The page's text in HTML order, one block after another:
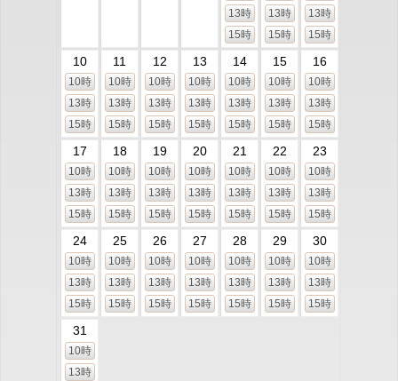
13時
15時
13時
15時
13時
15時
10
10時
13時
15時
11
10時
13時
15時
12
10時
13時
15時
13
10時
13時
15時
14
10時
13時
15時
15
10時
13時
15時
16
10時
13時
15時
17
10時
13時
15時
18
10時
13時
15時
19
10時
13時
15時
20
10時
13時
15時
21
10時
13時
15時
22
10時
13時
15時
23
10時
13時
15時
24
10時
13時
15時
25
10時
13時
15時
26
10時
13時
15時
27
10時
13時
15時
28
10時
13時
15時
29
10時
13時
15時
30
10時
13時
15時
31
10時
13時